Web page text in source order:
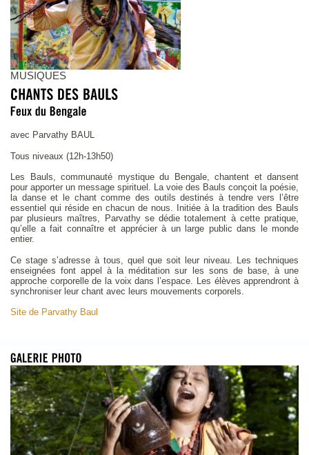
MUSIQUES
avec Parvathy BAUL
Tous niveaux (12h-13h50)
Les Bauls, communauté mystique du Bengale, chantent et dansent
pour apporter un message spirituel. La voie des Bauls conçoit la poésie,
la danse et le chant comme des outils destinés à tendre vers l’être
essentiel qui réside en chacun de nous. Initiée à la tradition des Bauls
par plusieurs maîtres, Parvathy se dédie totalement à cette pratique,
qu’elle a fait connaître et apprécier à un large public dans le monde
entier.
Ce stage s’adresse à tous, quel que soit leur niveau. Les techniques
enseignées font appel à la méditation sur les sons de base, à une
approche corporelle de la voix dans l’espace. Les élèves apprendront à
synchroniser leur chant avec leurs mouvements corporels.
Site de Parvathy Baul